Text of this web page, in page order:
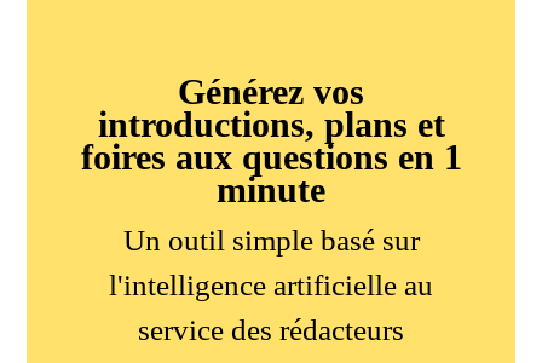
Générez vos
introductions, plans et
foires aux questions en 1
minute
Un outil simple basé sur
l'intelligence artificielle au
service des rédacteurs